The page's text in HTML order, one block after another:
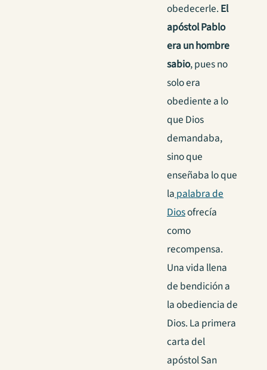
obedecerle. El
apóstol Pablo
era un hombre
sabio, pues no
solo era
obediente a lo
que Dios
demandaba,
sino que
enseñaba lo que
la palabra de
Diosofrecía
como
recompensa.
Una vida llena
de bendición a
la obediencia de
Dios. La primera
carta del
apóstol San